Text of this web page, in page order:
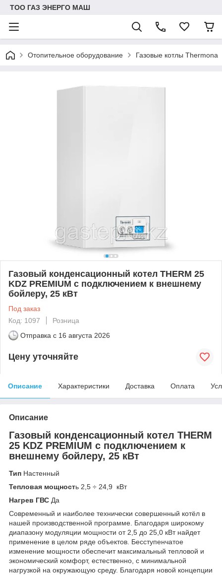
ТОО ГАЗ ЭНЕРГО МАШ
Отопительное оборудование Газовые котлы Thermona
Газовый конденсационный котел THERM 25
KDZ PREMIUM c подключением к внешнему
бойлеру, 25 кВт
Под заказ
Код: 1097
Розница
Отправка с 16 августа 2026
Цену уточняйте
Описание Характеристики Доставка Оплата
Описание
Газовый конденсационный котел THERM
25 KDZ PREMIUM c подключением к
внешнему бойлеру, 25 кВт
Тип Настенный
Тепловая мощность 2,5 ÷ 24,9 кВт
Нагрев ГВС Да
Современный и наиболее технически совершенный котёл в
нашей производственной программе. Благодаря широкому
диапазону модуляции мощности от 2,5 до 25,0 кВт найдет
применение в целом ряде объектов. Бесступенчатое
изменение мощности обеспечит максимальный тепловой и
экономический комфорт, естественно, с минимальной
нагрузкой на окружающую среду. Благодаря новой концепции